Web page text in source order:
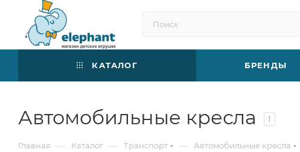
КАТАЛОГ БРЕНДЫ
Автомобильные кресла 1
Главная — Каталог — Транспорт — Автомобильные кресла